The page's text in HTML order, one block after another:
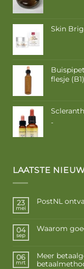
Skin
flesje (B1)
-
LAATSTE
23
mei
PostNL
04
sep
Waarom
06
mrt
Meer